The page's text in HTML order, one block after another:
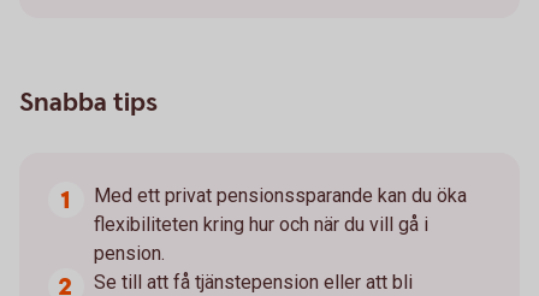
Snabba tips
Med ett privat pensionssparande kan du öka
flexibiliteten kring hur och när du vill gå i
pension.
Se till att få tjänstepension eller att bli